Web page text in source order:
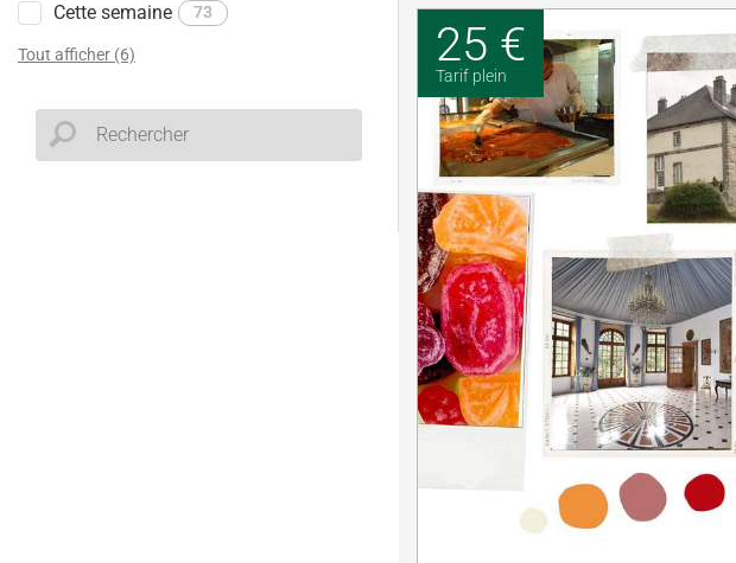
Cette semaine 73
Tout afficher (6) 25 €
Tarif plein